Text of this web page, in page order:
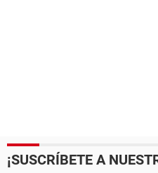
¡SUSCRÍBETE A